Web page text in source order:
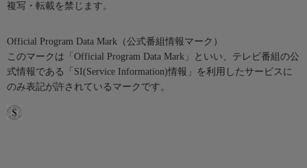
複写・転載を禁じます。
Official Program Data Mark（公式番組情報マーク）
このマークは「Official Program Data Mark」といい、テレビ番組の公
式情報である「SI(Service Information)情報」を利用したサービスに
のみ表記が許されているマークです。